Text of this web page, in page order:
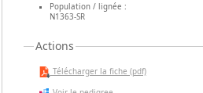
Population / lignée :
N1363-SR
Actions
Télécharger la fiche (pdf)